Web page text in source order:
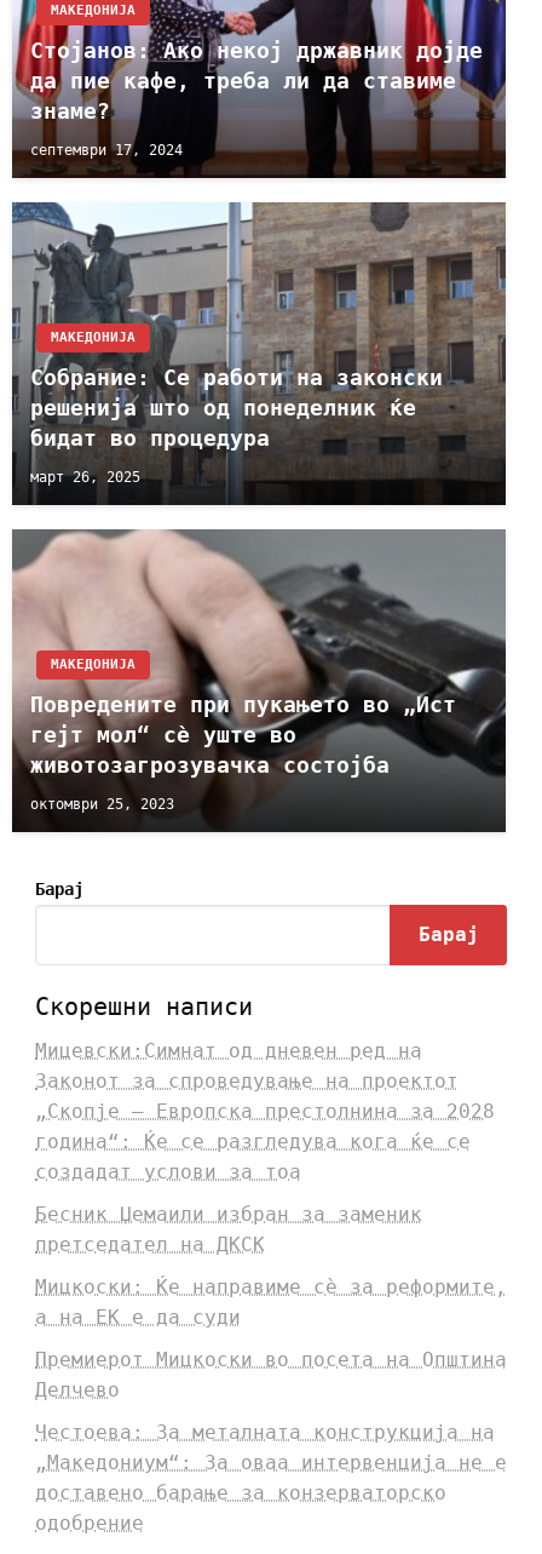
МАКЕДОНИЈА
Стојанов: Ако некој државник дојде
да пие кафе, треба ли да ставиме
знаме?
септември 17, 2024
МАКЕДОНИЈА
Собрание: Се работи на законски
решенија што од понеделник ќе
бидат во процедура
март 26, 2025
МАКЕДОНИЈА
Повредените при пукањето во „Ист
гејт мол“ сѐ уште во
животозагрозувачка состојба
октомври 25, 2023
Барај
Барај
Скорешни написи
Мицевски:Симнат од дневен ред на
Законот за спроведување на проектот
„Скопје – Европска престолнина за 2028
година“: Ќе се разгледува кога ќе се
создадат услови за тоа
Бесник Џемаили избран за заменик
претседател на ДКСК
Мицкоски: Ќе направиме сè за реформите,
а на ЕК е да суди
Премиерот Мицкоски во посета на Општина
Делчево
Честоева: За металната конструкција на
„Македониум“: За оваа интервенција не е
доставено барање за конзерваторско
одобрение